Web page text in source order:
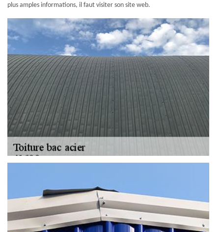
plus amples informations, il faut visiter son site web.